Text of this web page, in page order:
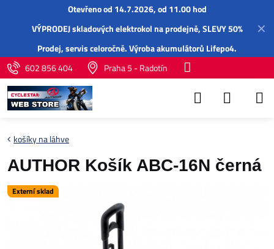
✕
Otevřeno od 14.7.2026, od 11.00 hod
VÝPRODEJ skladových elektrokol na prodejně, SLEVY 50%
Prodej,servisceloročně.Výroba akumulátorů Lifepo4.
602 856 404
Praha 5 - Radotín
Externí sklad
košíky na láhve
AUTHOR Košík ABC-16N černá